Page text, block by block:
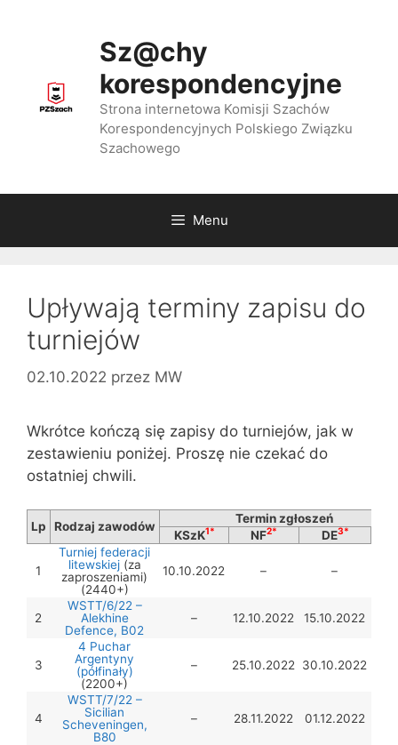
Sz@chy
korespondencyjne
Strona internetowa Komisji Szachów
Korespondencyjnych Polskiego Związku
Szachowego
Menu
Upływają terminy zapisu do
turniejów
02.10.2022 przez MW
Wkrótce kończą się zapisy do turniejów, jak w
zestawieniu poniżej. Proszę nie czekać do
ostatniej chwili.
Lp Rodzaj zawodów
Termin zgłoszeń
KSzK1* NF2* DE3*
1
Turniej federacji
litewskiej(za
zaproszeniami)
(2440+)
10.10.2022 – –
2
WSTT/6/22 –
Alekhine
Defence, B02
– 12.10.2022 15.10.2022
3
4 Puchar
Argentyny
(półfinały)
(2200+)
– 25.10.2022 30.10.2022
4
WSTT/7/22 –
Sicilian
Scheveningen,
B80
– 28.11.2022 01.12.2022